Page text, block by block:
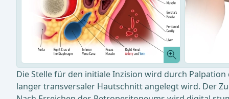
Die Stelle für den initiale Inzision wird durch
langer transversaler Hautschnitt angelegt wird. Der